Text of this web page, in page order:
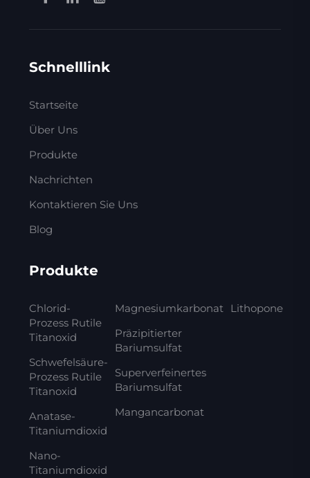
Schnelllink
Startseite
Über Uns
Produkte
Nachrichten
Kontaktieren Sie Uns
Blog
Produkte
Chlorid-
Prozess Rutile
Titanoxid
Schwefelsäure-
Prozess Rutile
Titanoxid
Anatase-
Titaniumdioxid
Nano-
Titaniumdioxid
Magnesiumkarbonat
Präzipitierter
Bariumsulfat
Superverfeinertes
Bariumsulfat
Mangancarbonat
Lithopone